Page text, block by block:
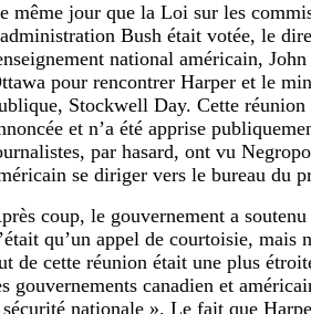
même jour que la Loi sur les
Bush était votée, le
national américain,
pour rencontrer Harper et le
Stockwell Day. Cette réunion
et n’a été apprise
par hasard, ont vu
se diriger vers le bureau du
coup, le gouvernement a
qu’un appel de courtoisie, mais
de cette réunion était une plus
gouvernements canadien et
sécurité nationale ». Le fait que